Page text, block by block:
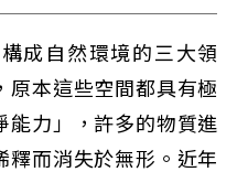
成自然環境的三大領
原本這些空間都具有極
能力」，許多的物質進
釋而消失於無形。近年